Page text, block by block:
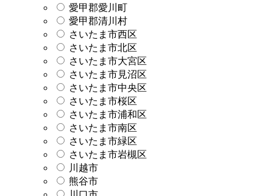
愛甲郡愛川町
愛甲郡清川村
さいたま市西区
さいたま市北区
さいたま市大宮区
さいたま市見沼区
さいたま市中央区
さいたま市桜区
さいたま市浦和区
さいたま市南区
さいたま市緑区
さいたま市岩槻区
川越市
熊谷市